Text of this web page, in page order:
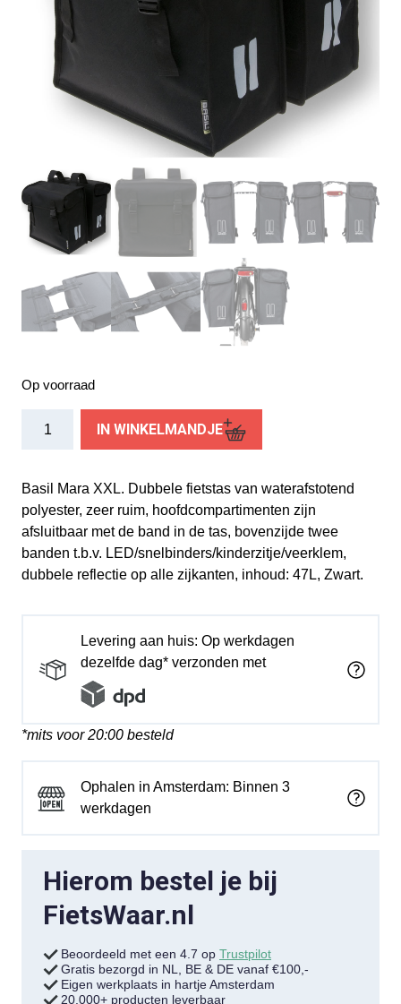
Op voorraad
Mara
XXL
zwart
47L
aantal
IN WINKELMANDJE
Basil Mara XXL. Dubbele fietstas van waterafstotend
polyester, zeer ruim, hoofdcompartimenten zijn
afsluitbaar met de band in de tas, bovenzijde twee
banden t.b.v. LED/snelbinders/kinderzitje/veerklem,
dubbele reflectie op alle zijkanten, inhoud: 47L, Zwart.
Levering aan huis: Op werkdagen
dezelfde dag* verzonden met
*mits voor 20:00 besteld
Ophalen in Amsterdam: Binnen 3
werkdagen
Hierom bestel je bij
FietsWaar.nl
Beoordeeld met een 4.7 op Trustpilot
Gratis bezorgd in NL, BE & DE vanaf €100,-
Eigen werkplaats in hartje Amsterdam
20.000+ producten leverbaar